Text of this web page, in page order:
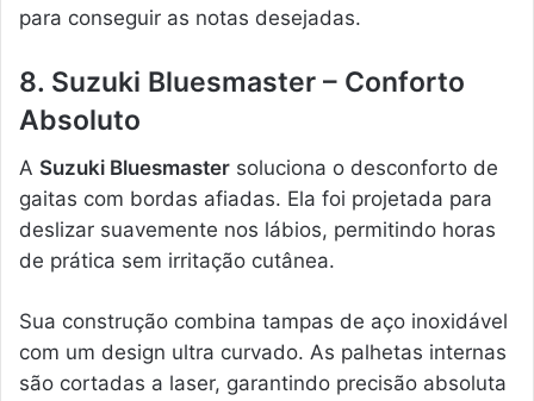
para conseguir as notas desejadas.
8. Suzuki Bluesmaster – Conforto
Absoluto
A Suzuki Bluesmaster soluciona o desconforto de
gaitas com bordas afiadas. Ela foi projetada para
deslizar suavemente nos lábios, permitindo horas
de prática sem irritação cutânea.
Sua construção combina tampas de aço inoxidável
com um design ultra curvado. As palhetas internas
são cortadas a laser, garantindo precisão absoluta